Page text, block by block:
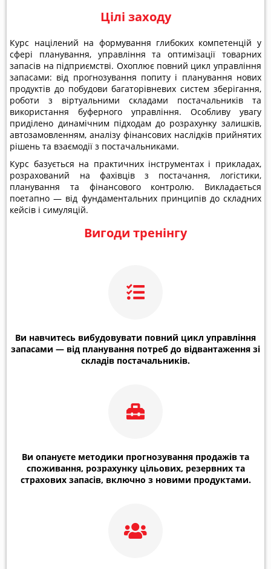
Цілі заходу
Курс націлений на формування глибоких компетенцій у
сфері планування, управління та оптимізації товарних
запасів на підприємстві. Охоплює повний цикл управління
запасами: від прогнозування попиту і планування нових
продуктів до побудови багаторівневих систем зберігання,
роботи з віртуальними складами постачальників та
використання буферного управління. Особливу увагу
приділено динамічним підходам до розрахунку залишків,
автозамовленням, аналізу фінансових наслідків прийнятих
рішень та взаємодії з постачальниками.
Курс базується на практичних інструментах і прикладах,
розрахований на фахівців з постачання, логістики,
планування та фінансового контролю. Викладається
поетапно — від фундаментальних принципів до складних
кейсів і симуляцій.
Вигоди тренінгу
Ви навчитесь вибудовувати повний цикл управління
запасами — від планування потреб до відвантаження зі
складів постачальників.
Ви опануєте методики прогнозування продажів та
споживання, розрахунку цільових, резервних та
страхових запасів, включно з новими продуктами.